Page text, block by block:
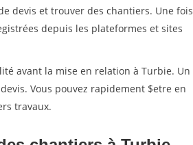
devis et trouver des chantiers. Une fois
depuis les plateformes et sites
avant la mise en relation à Turbie. Un
Vous pouvez rapidement $etre en
travaux.